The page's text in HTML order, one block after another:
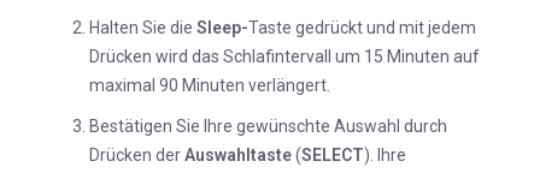
Halten Sie die Sleep-Taste gedrückt und mit jedem
Drücken wird das Schlafintervall um 15 Minuten auf
maximal 90 Minuten verlängert.
Bestätigen Sie Ihre gewünschte Auswahl durch
Drücken derAuswahltaste(SELECT). Ihre